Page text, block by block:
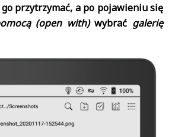
przytrzymać, a po pojawieniu się
(open with)wybrać galerię